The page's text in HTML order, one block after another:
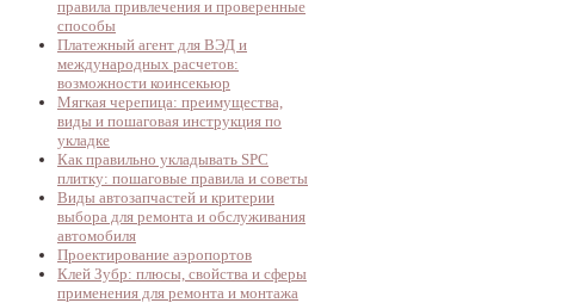
правила привлечения и проверенные
способы
Платежный агент для ВЭД и
международных расчетов:
возможности коинсекьюр
Мягкая черепица: преимущества,
виды и пошаговая инструкция по
укладке
Как правильно укладывать SPC
плитку: пошаговые правила и советы
Виды автозапчастей и критерии
выбора для ремонта и обслуживания
автомобиля
Проектирование аэропортов
Клей Зубр: плюсы, свойства и сферы
применения для ремонта и монтажа